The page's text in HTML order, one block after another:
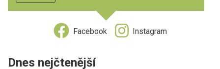
Facebook Instagram
Dnes nejčtenější